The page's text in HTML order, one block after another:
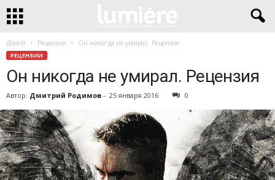
Домой Рецензии Он никогда не умирал. Рецензия
РЕЦЕНЗИИ
Он никогда не умирал. Рецензия
Автор: Дмитрий Родимов - 25 января 2016 0